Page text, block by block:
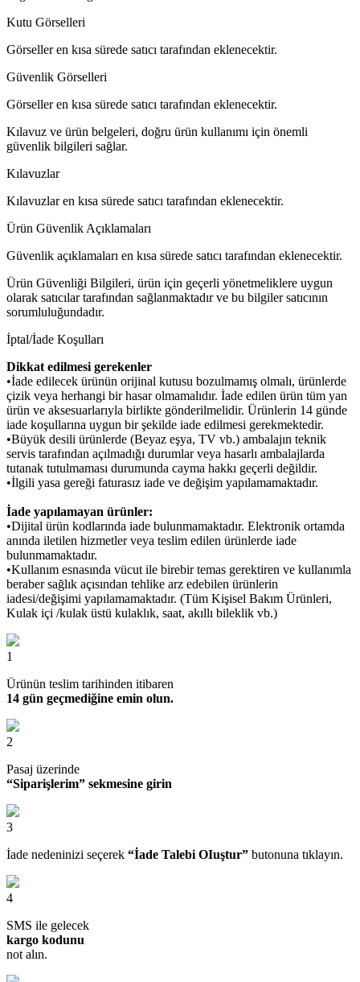
Kutu Görselleri
Görseller en kısa sürede satıcı tarafından eklenecektir.
Güvenlik Görselleri
Görseller en kısa sürede satıcı tarafından eklenecektir.
Kılavuz ve ürün belgeleri, doğru ürün kullanımı için önemli
güvenlik bilgileri sağlar.
Kılavuzlar
Kılavuzlar en kısa sürede satıcı tarafından eklenecektir.
Ürün Güvenlik Açıklamaları
Güvenlik açıklamaları en kısa sürede satıcı tarafından eklenecektir.
Ürün Güvenliği Bilgileri, ürün için geçerli yönetmeliklere uygun
olarak satıcılar tarafından sağlanmaktadır ve bu bilgiler satıcının
sorumluluğundadır.
İptal/İade Koşulları
Dikkat edilmesi gerekenler
•İade edilecek ürünün orijinal kutusu bozulmamış olmalı, ürünlerde
çizik veya herhangi bir hasar olmamalıdır. İade edilen ürün tüm yan
ürün ve aksesuarlarıyla birlikte gönderilmelidir. Ürünlerin 14 günde
iade koşullarına uygun bir şekilde iade edilmesi gerekmektedir.
•Büyük desili ürünlerde (Beyaz eşya, TV vb.) ambalajın teknik
servis tarafından açılmadığı durumlar veya hasarlı ambalajlarda
tutanak tutulmaması durumunda cayma hakkı geçerli değildir.
•İlgili yasa gereği faturasız iade ve değişim yapılamamaktadır.
İade yapılamayan ürünler:
•Dijital ürün kodlarında iade bulunmamaktadır. Elektronik ortamda
anında iletilen hizmetler veya teslim edilen ürünlerde iade
bulunmamaktadır.
•Kullanım esnasında vücut ile birebir temas gerektiren ve kullanımla
beraber sağlık açısından tehlike arz edebilen ürünlerin
iadesi/değişimi yapılamamaktadır. (Tüm Kişisel Bakım Ürünleri,
Kulak içi /kulak üstü kulaklık, saat, akıllı bileklik vb.)
1
Ürünün teslim tarihinden itibaren
14 gün geçmediğine emin olun.
2
Pasaj üzerinde
“Siparişlerim” sekmesine girin
3
İade nedeninizi seçerek “İade Talebi OIuştur” butonuna tıklayın.
4
SMS ile gelecek
kargo kodunu
not alın.